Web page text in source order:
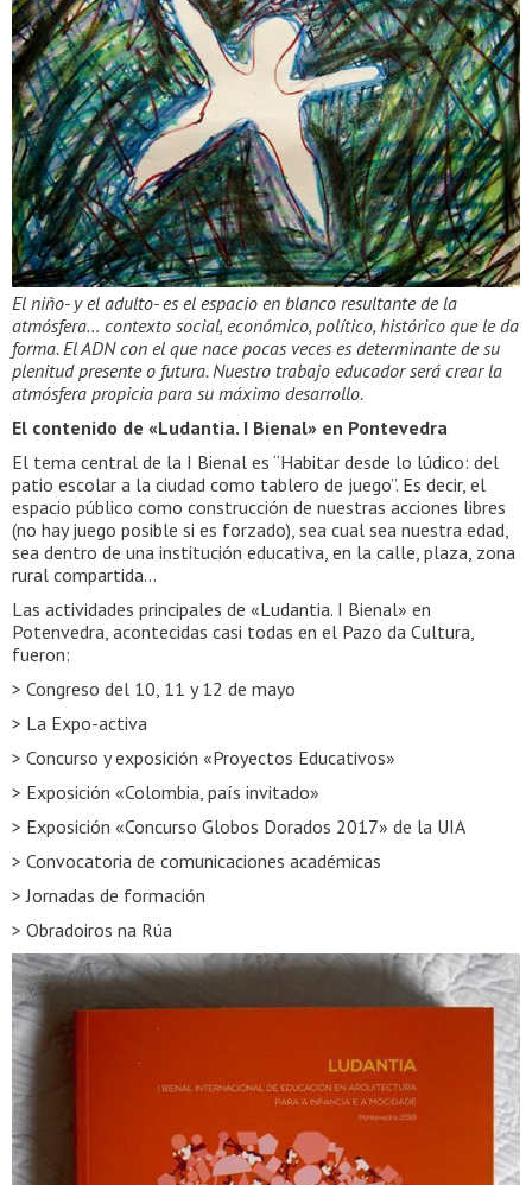
El niño- y el adulto- es el espacio en blanco resultante de la
atmósfera… contexto social, económico, político, histórico que le da
forma. El ADN con el que nace pocas veces es determinante de su
plenitud presente o futura. Nuestro trabajo educador será crear la
atmósfera propicia para su máximo desarrollo.
El contenido de «Ludantia. I Bienal» en Pontevedra
El tema central de la I Bienal es “Habitar desde lo lúdico: del
patio escolar a la ciudad como tablero de juego”. Es decir, el
espacio público como construcción de nuestras acciones libres
(no hay juego posible si es forzado), sea cual sea nuestra edad,
sea dentro de una institución educativa, en la calle, plaza, zona
rural compartida…
Las actividades principales de «Ludantia. I Bienal» en
Potenvedra, acontecidas casi todas en el Pazo da Cultura,
fueron:
> Congreso del 10, 11 y 12 de mayo
> La Expo-activa
> Concurso y exposición «Proyectos Educativos»
> Exposición «Colombia, país invitado»
> Exposición «Concurso Globos Dorados 2017» de la UIA
> Convocatoria de comunicaciones académicas
> Jornadas de formación
> Obradoiros na Rúa